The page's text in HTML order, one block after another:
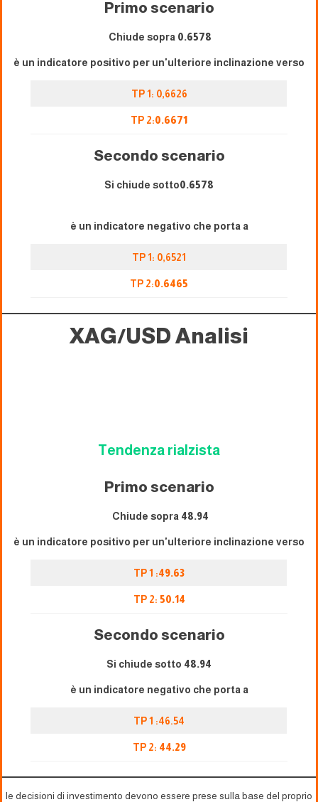
Primo scenario
Chiude sopra 0.6578
è un indicatore positivo per un'ulteriore inclinazione verso
TP 1: 0,6626
TP 2:0.6671
Secondo scenario
Si chiude sotto0.6578
è un indicatore negativo che porta a
TP 1: 0,6521
TP 2:0.6465
XAG/USDAnalisi
Tendenza rialzista
Primo scenario
Chiude sopra 48.94
è un indicatore positivo per un'ulteriore inclinazione verso
TP 1 :49.63
TP 2: 50.14
Secondo scenario
Si chiude sotto 48.94
è un indicatore negativo che porta a
TP 1 :46.54
TP 2: 44.29
le decisioni di investimento devono essere prese sulla base del proprio